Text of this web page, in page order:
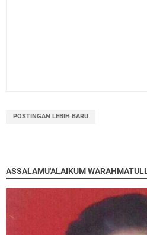
POSTINGAN LEBIH BARU
ASSALAMU'ALAIKUM